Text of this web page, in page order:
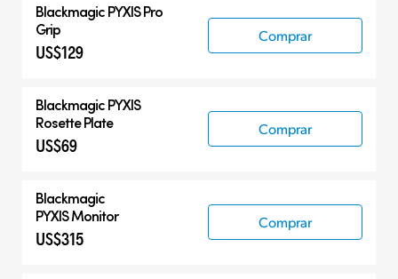
Blackmagic PYXIS Pro
Grip
US$129
Comprar
Blackmagic PYXIS
Rosette Plate
US$69
Comprar
Blackmagic
PYXIS Monitor
US$315
Comprar